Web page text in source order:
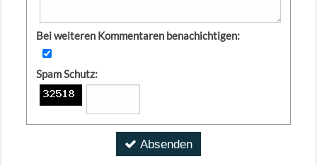
Bei weiteren Kommentaren benachichtigen:
Spam Schutz:
Absenden